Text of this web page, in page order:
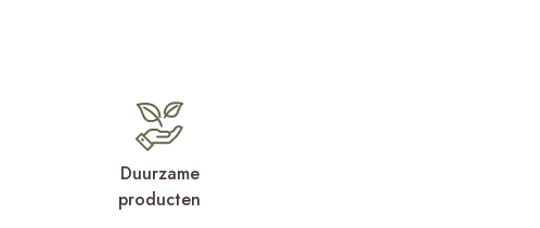
Duurzame
producten